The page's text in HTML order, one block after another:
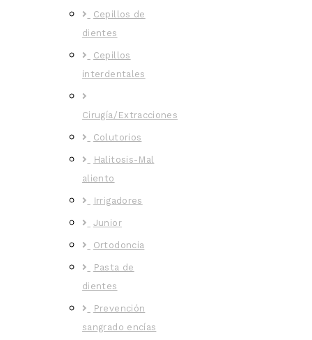
Cepillos de
dientes
Cepillos
interdentales
Cirugía/Extracciones
Colutorios
Halitosis-Mal
aliento
Irrigadores
Junior
Ortodoncia
Pasta de
dientes
Prevención
sangrado encías